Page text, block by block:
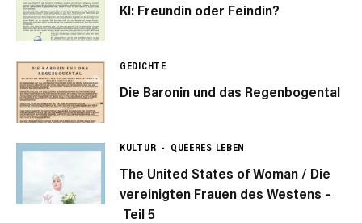
KI: Freundin oder Feindin?
GEDICHTE
Die Baronin und das Regenbogental
KULTUR QUEERES LEBEN
The United States of Woman / Die
vereinigten Frauen des Westens –
Teil 5